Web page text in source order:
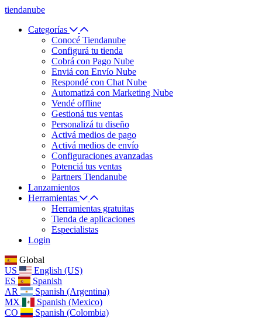
tiendanube
Categorías
Conocé Tiendanube
Configurá tu tienda
Cobrá con Pago Nube
Enviá con Envío Nube
Respondé con Chat Nube
Automatizá con Marketing Nube
Vendé offline
Gestioná tus ventas
Personalizá tu diseño
Activá medios de pago
Activá medios de envío
Configuraciones avanzadas
Potenciá tus ventas
Partners Tiendanube
Lanzamientos
Herramientas
Herramientas gratuitas
Tienda de aplicaciones
Especialistas
Login
Global
US
English (US)
ES
Spanish
AR
Spanish (Argentina)
MX
Spanish (Mexico)
CO
Spanish (Colombia)